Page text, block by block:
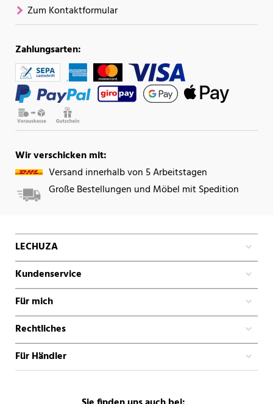
Zum Kontaktformular
Zahlungsarten:
Wir verschicken mit:
Versand innerhalb von 5 Arbeitstagen
Große Bestellungen und Möbel mit Spedition
LECHUZA
Kundenservice
Für mich
Rechtliches
Für Händler